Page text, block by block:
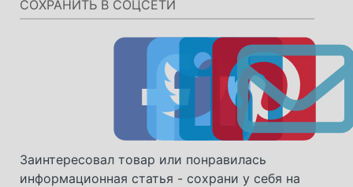
СОХРАНИТЬ В СОЦСЕТИ
Заинтересовал товар или понравилась
информационная статья - сохрани у себя на